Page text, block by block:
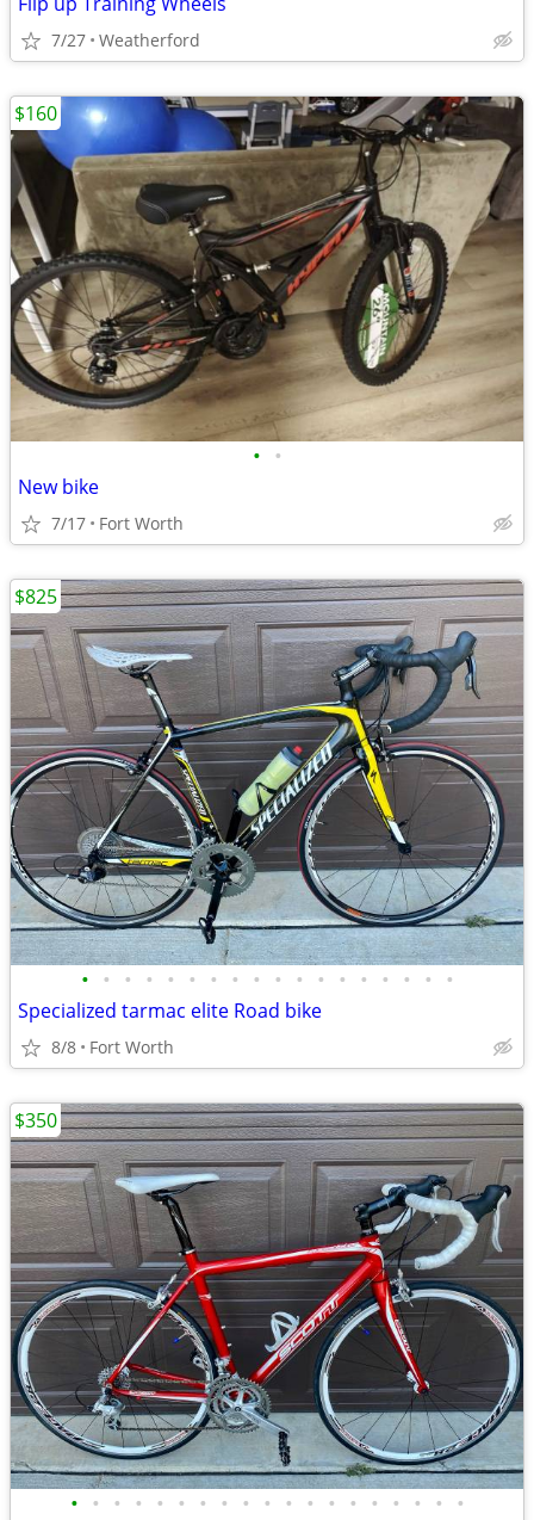
7/27 Weatherford
• •
New bike
7/17 Fort Worth
$160
• • • • • • • • • • • • • • • • • •
Specialized tarmac elite Road bike
8/8 Fort Worth
$825
• • • • • • • • • • • • • • • • • • •
$350